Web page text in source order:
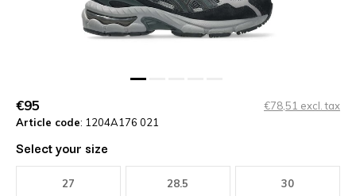
€95
€78,51 excl. tax
Article code: 1204A176 021
Select your size
27 28.5 30